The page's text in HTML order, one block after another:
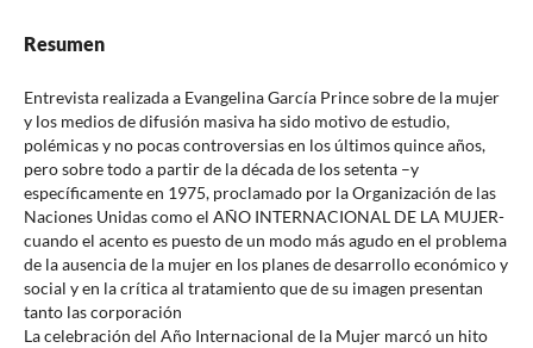
Resumen
Entrevista realizada a Evangelina García Prince sobre de la mujer
y los medios de difusión masiva ha sido motivo de estudio,
polémicas y no pocas controversias en los últimos quince años,
pero sobre todo a partir de la década de los setenta –y
específicamente en 1975, proclamado por la Organización de las
Naciones Unidas como el AÑO INTERNACIONAL DE LA MUJER-
cuando el acento es puesto de un modo más agudo en el problema
de la ausencia de la mujer en los planes de desarrollo económico y
social y en la crítica al tratamiento que de su imagen presentan
tanto las corporación
La celebración del Año Internacional de la Mujer marcó un hito